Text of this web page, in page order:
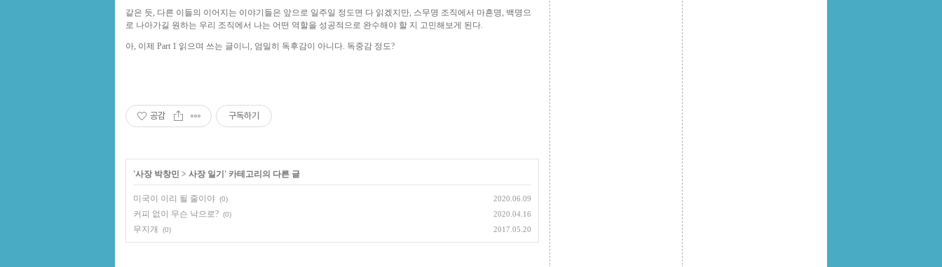
같은 듯, 다른 이들의 이어지는 이야기들은 앞으로 일주일 정도면 다 읽겠지만, 스무명 조직에서 마흔명, 백명으
로 나아가길 원하는 우리 조직에서 나는 어떤 역할을 성공적으로 완수해야 할 지 고민해보게 된다.
아, 이제 Part 1 읽으며 쓰는 글이니, 엄밀히 독후감이 아니다. 독중감 정도?
공감 구독하기
'사장 박창민 > 사장 일기 ' 카테고리의 다른 글
미국이 이리 될 줄이야 (0) 2020.06.09
커피 없이 무슨 낙으로? (0) 2020.04.16
무지개 (0) 2017.05.20